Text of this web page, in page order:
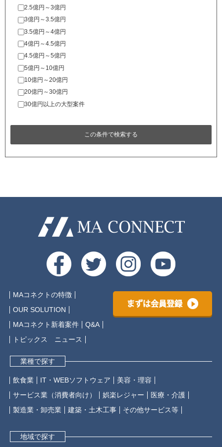
2.5億円～3億円
3億円～3.5億円
3.5億円～4億円
4億円～4.5億円
4.5億円～5億円
5億円～10億円
10億円～20億円
20億円～30億円
30億円以上の大型案件
MAコネクトの特徴
OUR SOLUTION
MAコネクト新着案件
Q&A
トピックス ニュース
まずは会員登録
業種で探す
飲食業 IT・WEBソフトウェア
美容・理容
サービス業（消費者向け）
娯楽レジャー
医療・介護
製造業・卸売業
建築・土木工事 その他サービス等
地域で探す